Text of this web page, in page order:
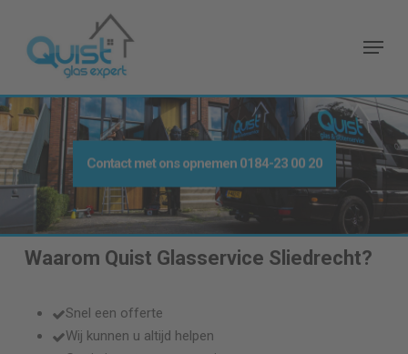
main
Menu
Contact met ons opnemen 0184-23 00 20
Waarom Quist Glasservice Sliedrecht?
Snel een offerte
Wij kunnen u altijd helpen